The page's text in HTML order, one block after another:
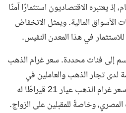
إذ يعتبره الاقتصاديون استثمارًا آمنًا
الأسواق المالية. ويمثل الانخفاض
في هذا المعدن النفيس.
إلى فئات محددة. سعر غرام الذهب
خاصة لدى تجار الذهب والعاملين في
بورصة الذهب المصرية، بينما سعر غرام الذهب عيار 21 قيراطًا له
وخاصةً للمقبلين على الزواج.